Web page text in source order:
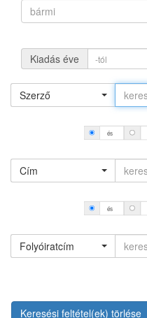
bármi
Kiadás éve
Szerző
és
Cím
és
Folyóiratcím
Keresési feltétel(ek) törlése